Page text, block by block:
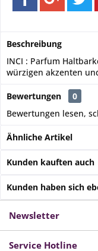
Beschreibung
INCI : Parfum
würzigen akzenten
Bewertungen
0
Bewertungen lesen,
Ähnliche Artikel
Kunden kauften auch
Kunden haben sich
Newsletter
Service Hotline